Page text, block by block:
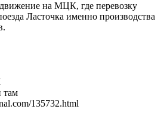
на МЦК, где перевозку
Ласточка именно производства
там
135732.html